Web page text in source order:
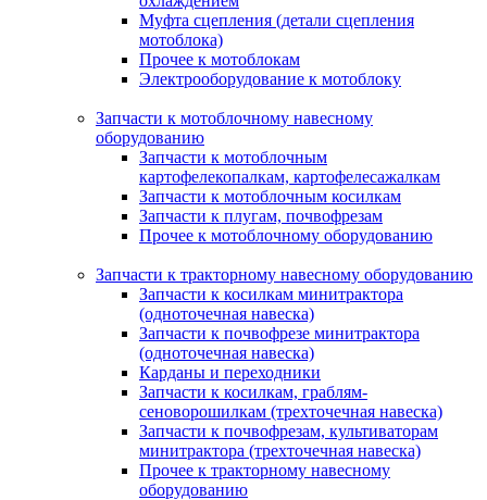
Муфта сцепления (детали сцепления
мотоблока)
Прочее к мотоблокам
Электрооборудование к мотоблоку
Запчасти к мотоблочному навесному
оборудованию
Запчасти к мотоблочным
картофелекопалкам, картофелесажалкам
Запчасти к мотоблочным косилкам
Запчасти к плугам, почвофрезам
Прочее к мотоблочному оборудованию
Запчасти к тракторному навесному оборудованию
Запчасти к косилкам минитрактора
(одноточечная навеска)
Запчасти к почвофрезе минитрактора
(одноточечная навеска)
Карданы и переходники
Запчасти к косилкам, граблям-
сеноворошилкам (трехточечная навеска)
Запчасти к почвофрезам, культиваторам
минитрактора (трехточечная навеска)
Прочее к тракторному навесному
оборудованию